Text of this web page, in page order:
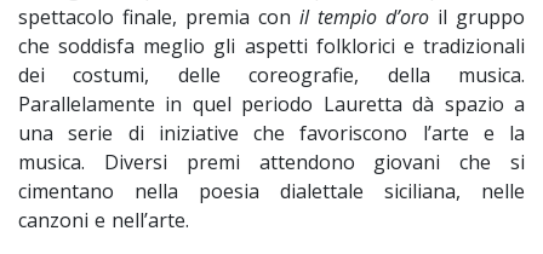
spettacolo finale, premia con il tempio d’oro il gruppo
che soddisfa meglio gli aspetti folklorici e tradizionali
dei costumi, delle coreografie, della musica.
Parallelamente in quel periodo Lauretta dà spazio a
una serie di iniziative che favoriscono l’arte e la
musica. Diversi premi attendono giovani che si
cimentano nella poesia dialettale siciliana, nelle
canzoni e nell’arte.